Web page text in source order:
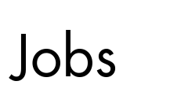
Jobs